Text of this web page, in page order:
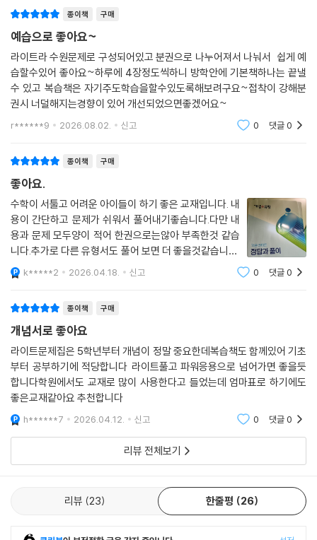
종이책 구매
예습으로 좋아요~
라이트라 수원문제로 구성되어있고 분권으로 나누어져서 나눠서 쉽게 예
습할수있어 좋아요~하루에 4장정도씩하니 방학안에 기본책하나는 끝낼
수 있고 복습책은 자기주도학습을할수있도록해보려구요~접착이 강해분
권시 너덜해지는경향이 있어 개선되었으면좋겠어요~
r******9 2026.08.02. 신고 0 댓글0
종이책 구매
좋아요.
수학이 서툴고 어려운 아이들이 하기 좋은 교재입니다. 내
용이 간단하고 문제가 쉬워서 풀어내기좋습니다.다만 내
용과 문제 모두양이 적어 한권으로는않아 부족한것 같습
니다.추가로 다른 유형서도 풀어 보면 더 좋을것같습니다.
좋은 교재 잘 풀려보도록 해야겠네요.감사합니다.
k*****2 2026.04.18. 신고 0 댓글0
종이책 구매
개념서로 좋아요
라이트문제집은 5학년부터 개념이 정말 중요한데복습책도 함께있어 기초
부터 공부하기에 적당합니다 라이트풀고 파워응용으로 넘어가면 좋을듯
합니다학원에서도 교재로 많이 사용한다고 들었는데 엄마표로 하기에도
좋은교재같아요 추천합니다
h******7 2026.04.12. 신고 0 댓글0
리뷰 전체보기
리뷰 23 한줄평 26